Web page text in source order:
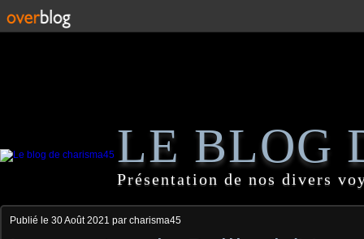
LE BLOG
Présentation de nos divers
Publié le 30 Août 2021 par charisma45